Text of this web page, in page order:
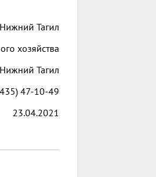
Тагил
хозяйства
Тагил
47-10-49
23.04.2021